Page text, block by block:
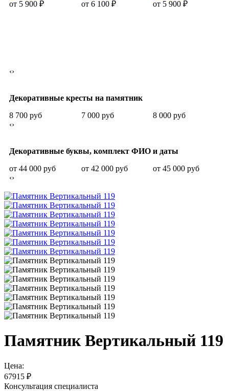
от 5 900 ₽
от 6 100 ₽
от 5 900₽
‹›
Декоративные кресты на памятник
8 700 руб
7 000 руб 8 000 руб
‹›
Декоративные буквы, комплект ФИО и даты
от 44 000 руб
от 42 000 руб от 45 000 руб
‹›
Памятник Вертикальный 119
Цена:
67915 ₽
Консультация специалиста